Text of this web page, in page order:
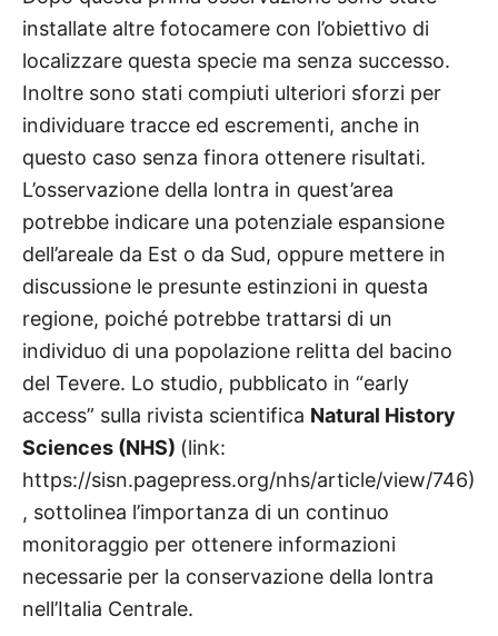
installate altre fotocamere con l’obiettivo di
localizzare questa specie ma senza successo.
Inoltre sono stati compiuti ulteriori sforzi per
individuare tracce ed escrementi, anche in
questo caso senza finora ottenere risultati.
L’osservazione della lontra in quest’area
potrebbe indicare una potenziale espansione
dell’areale da Est o da Sud, oppure mettere in
discussione le presunte estinzioni in questa
regione, poiché potrebbe trattarsi di un
individuo di una popolazione relitta del bacino
del Tevere. Lo studio, pubblicato in “early
access” sulla rivista scientifica Natural History
Sciences (NHS) (link:
https://sisn.pagepress.org/nhs/article/view/746)
, sottolinea l’importanza di un continuo
monitoraggio per ottenere informazioni
necessarie per la conservazione della lontra
nell’Italia Centrale.